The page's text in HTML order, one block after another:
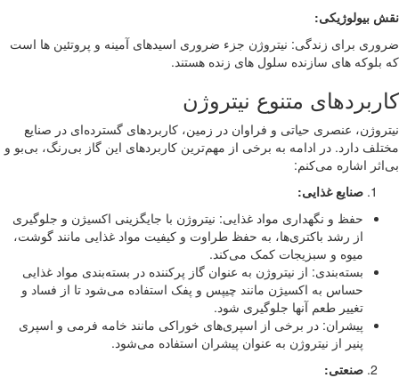
بیولوژیکی:
برای زندگی: نیتروژن جزء ضروری اسیدهای آمینه و پروتئین ها است
های سازنده سلول های زنده هستند.
متنوع نیتروژن
عنصری حیاتی و فراوان در زمین، کاربردهای گسترده‌ای در صنایع
دارد. در ادامه به برخی از مهم‌ترین کاربردهای این گاز بی‌رنگ، بی‌بو و
اشاره می‌کنم:
صنایع غذایی:
حفظ و نگهداری مواد غذایی: نیتروژن با جایگزینی اکسیژن و جلوگیری
از رشد باکتری‌ها، به حفظ طراوت و کیفیت مواد غذایی مانند گوشت،
میوه و سبزیجات کمک می‌کند.
بسته‌بندی: از نیتروژن به عنوان گاز پرکننده در بسته‌بندی مواد غذایی
حساس به اکسیژن مانند چیپس و پفک استفاده می‌شود تا از فساد و
تغییر طعم آنها جلوگیری شود.
پیشران: در برخی از اسپری‌های خوراکی مانند خامه فرمی و اسپری
پنیر از نیتروژن به عنوان پیشران استفاده می‌شود.
صنعتی: